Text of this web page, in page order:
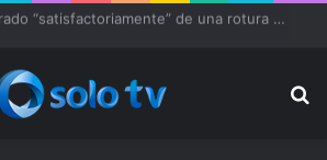
Ter Stegen operado “satisfactoriamente” de una rotura completa del tendón rotuliano